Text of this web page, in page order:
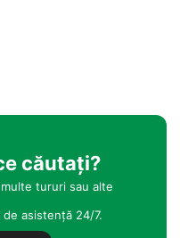
căutați?
tururi sau alte
asistență 24/7.